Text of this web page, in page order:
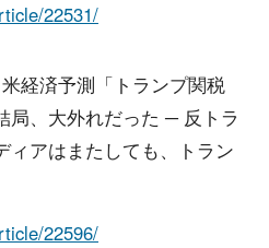
22531/
経済予測「トランプ関税
局、大外れだった ─ 反トラ
ィアはまたしても、トラン
22596/